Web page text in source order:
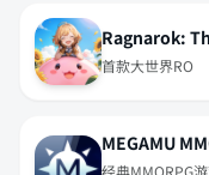
Ragnarok:
首款大世界RO
MEGAMU
经典MMORPG